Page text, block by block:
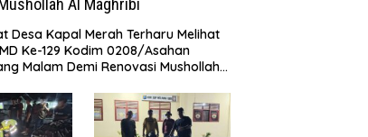
Satgas
129 TA 2026 Kodim
Bapak Samsul
Huni Segera
Polresta Deli Serdang Bongkar
Jaringan Peredaran Sabu di
Pagar Merbau, Dua Pengedar
25,73 Gram
Desa Kapal Merah Terharu Melihat
Ke-129 Kodim 0208/Asahan
Malam Demi Renovasi Mushollah